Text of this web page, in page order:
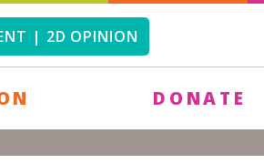
| 2D OPINION
DONATE